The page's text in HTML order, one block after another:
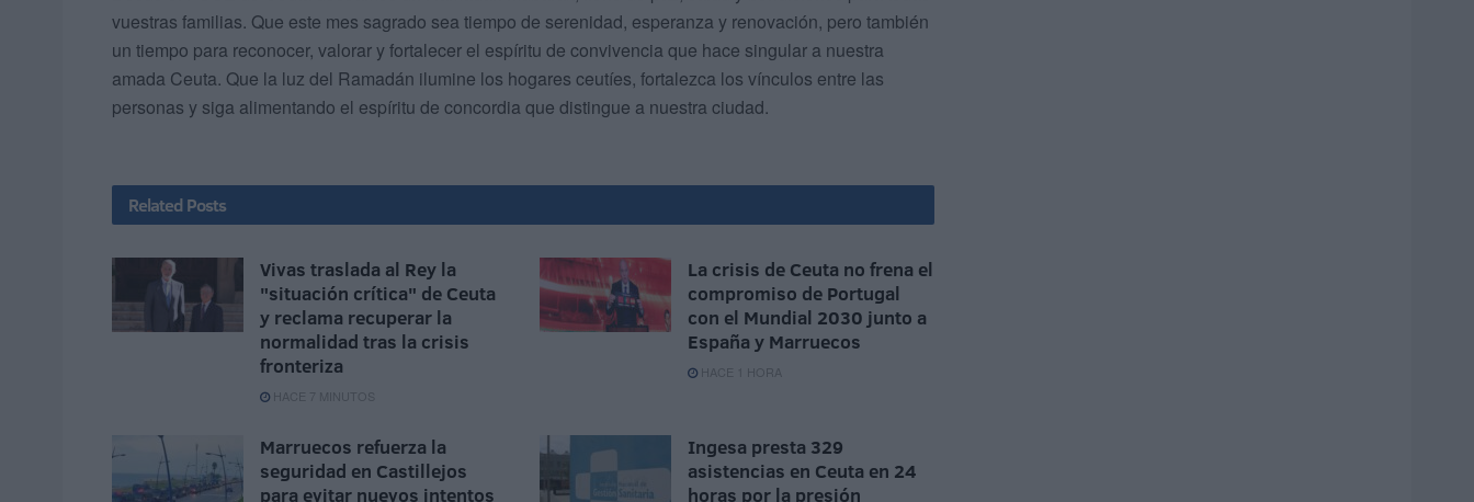
vuestras familias. Que este mes sagrado sea tiempo de serenidad, esperanza y renovación, pero también
un tiempo para reconocer, valorar y fortalecer el espíritu de convivencia que hace singular a nuestra
amada Ceuta. Que la luz del Ramadán ilumine los hogares ceutíes, fortalezca los vínculos entre las
personas y siga alimentando el espíritu de concordia que distingue a nuestra ciudad.
Related Posts
Vivas traslada al Rey la
"situación crítica" de Ceuta
y reclama recuperar la
normalidad tras la crisis
fronteriza
HACE 7 MINUTOS
La crisis de Ceuta no frena el
compromiso de Portugal
con el Mundial 2030 junto a
España y Marruecos
HACE 1 HORA
Marruecos refuerza la
seguridad en Castillejos
para evitar nuevos intentos
Ingesa presta 329
asistencias en Ceuta en 24
horas por la presión